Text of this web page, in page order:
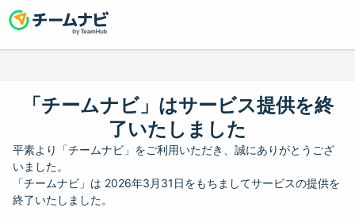
「チームナビ」はサービス提供を終
了いたしました
平素より「チームナビ」をご利用いただき、誠にありがとうござ
いました。
「チームナビ」は 2026年3月31日をもちましてサービスの提供を
終了いたしました。